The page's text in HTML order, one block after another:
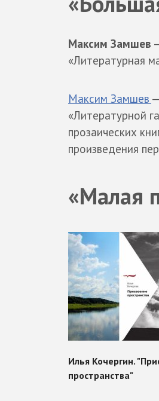
Максим Замшев
«Литературная
Максим Замшев
«Литературной
прозаических
произведения
«Малая